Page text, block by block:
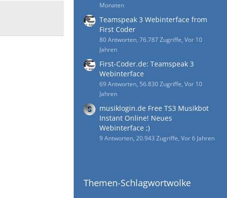
Monaten
Teamspeak 3 Webinterface from
First Coder
80 Antworten, 76.787 Zugriffe, Vor 10
Jahren
First-Coder.de: Teamspeak 3
Webinterface
69 Antworten, 56.830 Zugriffe, Vor 10
Jahren
musiklogin.de Free TS3 Musikbot
Instant Online! Neues
Webinterface ;)
9 Antworten, 20.943 Zugriffe, Vor 6 Jahren
Themen-Schlagwortwolke